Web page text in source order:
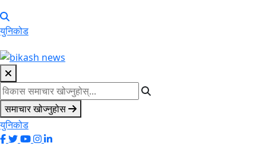
युनिकोड
समाचार खोज्नुहोस
युनिकोड